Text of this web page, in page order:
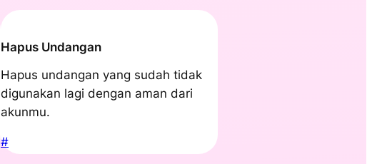
Hapus Undangan
Hapus undangan yang sudah tidak
digunakan lagi dengan aman dari
akunmu.
#